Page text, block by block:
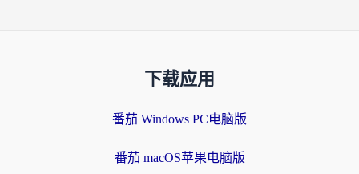
下载应用
番茄 Windows PC电脑版
番茄 macOS苹果电脑版